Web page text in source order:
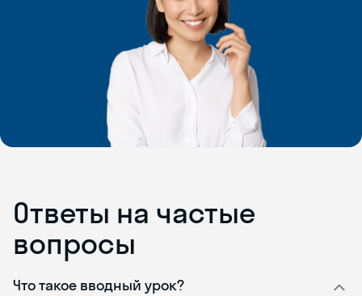
Ответы на частые
вопросы
Что такое вводный урок?